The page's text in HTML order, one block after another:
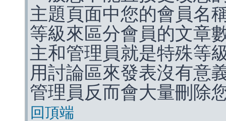
主題頁面中您的會員名
等級來區分會員的文章
主和管理員就是特殊等
用討論區來發表沒有意
管理員反而會大量刪除
回頂端